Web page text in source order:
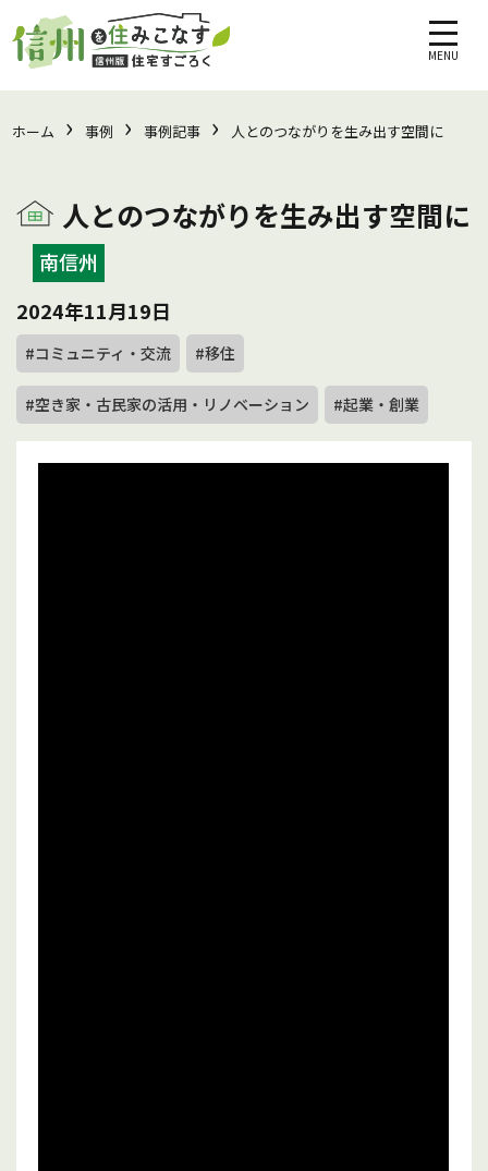
MENU
ホーム › 事例 › 事例記事 › 人とのつながりを生み出す空間に
人とのつながりを生み出す空間に
南信州
2024年11月19日
#コミュニティ・交流 #移住
#空き家・古民家の活用・リノベーション #起業・創業